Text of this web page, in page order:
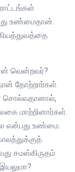
உண்மைதான்.
வென்றவர்?
தோற்றார்கள்.
சொல்வதானால்,
மாற்றினார்கள்.
என்பது உண்மை.
சமஸ்கிருதம்